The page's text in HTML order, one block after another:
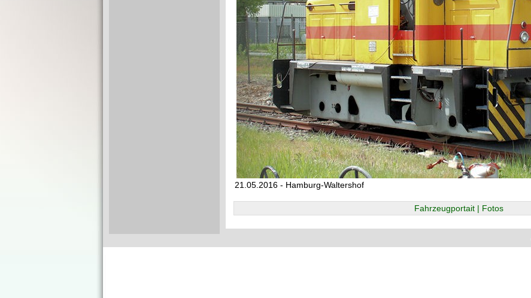
21.05.2016 - Hamburg-Waltershof
Fahrzeugportait | Fotos